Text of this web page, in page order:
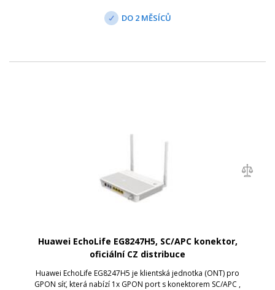
DO 2 MĚSÍCŮ
Huawei EchoLife EG8247H5, SC/APC konektor,
oficiální CZ distribuce
Huawei EchoLife EG8247H5 je klientská jednotka (ONT) pro
GPON síť, která nabízí 1x GPON port s konektorem SC/APC ,